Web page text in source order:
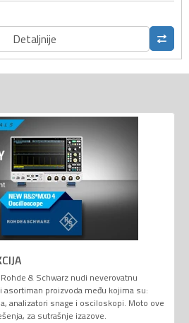
Detaljnije
& Schwarz nudi neverovatnu
asortiman proizvoda među kojima su:
analizatori snage i osciloskopi. Moto ove
za sutrašnje izazove.